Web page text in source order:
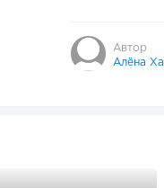
Автор
Алёна